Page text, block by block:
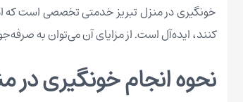
خونگیری در منزل تبریز خدمتی تخصصی است که
کنند، ایده‌آل است. از مزایای آن می‌توان به
نحوه انجام خونگیری